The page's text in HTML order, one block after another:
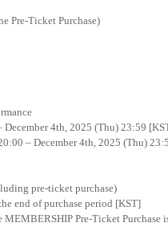
Pre-Ticket Purchase)
December 4th, 2025 (Thu) 23:59
– December 4th, 2025 (Thu)
pre-ticket purchase)
end of purchase period [KST]
MEMBERSHIP Pre-Ticket Purchase